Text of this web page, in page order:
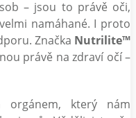
– jsou to právě oči,
namáhané. I proto
Značka Nutrilite™
právě na zdraví očí –
orgánem, který nám